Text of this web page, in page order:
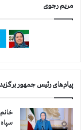
مریم رجوی
پیام‌های رئیس جمهور